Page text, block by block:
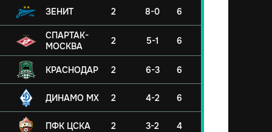
ЗЕНИТ 2 8-0 6
СПАРТАК-
МОСКВА
2 5-1 6
КРАСНОДАР 2 6-3 6
ДИНАМО МХ 2 4-2 6
ПФК ЦСКА 2 3-2 4